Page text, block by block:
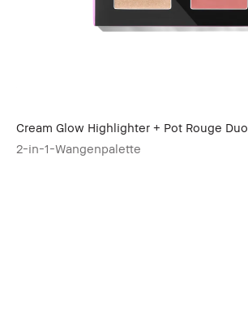
Cream Glow Highlighter + Pot Rouge Duo
2-in-1-Wangenpalette